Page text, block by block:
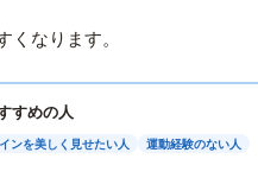
なります。
すめの人
ンを美しく見せたい人 運動経験のない人